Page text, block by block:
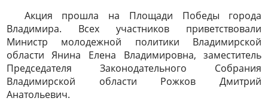
Акция прошла на Площади Победы города
Владимира. Всех участников приветствовали
Министр молодежной политики Владимирской
области Янина Елена Владимировна, заместитель
Председателя Законодательного Собрания
Владимирской области Рожков Дмитрий
Анатольевич.